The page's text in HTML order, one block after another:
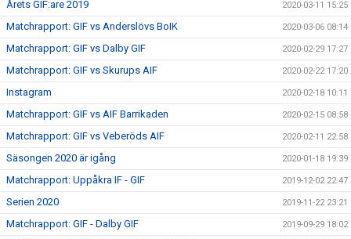
Årets GIF:are 2019 2020-03-11 15:25
Matchrapport: GIF vs Anderslövs BoIK 2020-03-06 08:14
Matchrapport: GIF vs Dalby GIF 2020-02-29 17:27
Matchrapport: GIF vs Skurups AIF 2020-02-22 17:20
Instagram 2020-02-18 10:11
Matchrapport: GIF vs AIF Barrikaden 2020-02-15 08:58
Matchrapport: GIF vs Veberöds AIF 2020-02-11 22:58
Säsongen 2020 är igång 2020-01-18 19:39
Matchrapport: Uppåkra IF - GIF 2019-12-02 22:47
Serien 2020 2019-11-22 23:21
Matchrapport: GIF - Dalby GIF 2019-09-29 18:02